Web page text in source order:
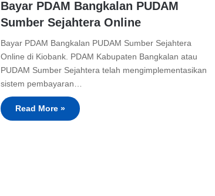
Bayar PDAM Bangkalan PUDAM
Sumber Sejahtera Online
Bayar PDAM Bangkalan PUDAM Sumber Sejahtera
Online di Kiobank. PDAM Kabupaten Bangkalan atau
PUDAM Sumber Sejahtera telah mengimplementasikan
sistem pembayaran…
Read More »